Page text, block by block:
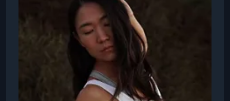
стало реальностью.